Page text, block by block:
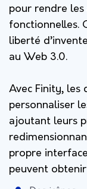
pour rendre
fonctionnelles.
liberté
au Web 3.0.
Avec Finity, les
personnaliser
ajoutant leurs
propre
peuvent